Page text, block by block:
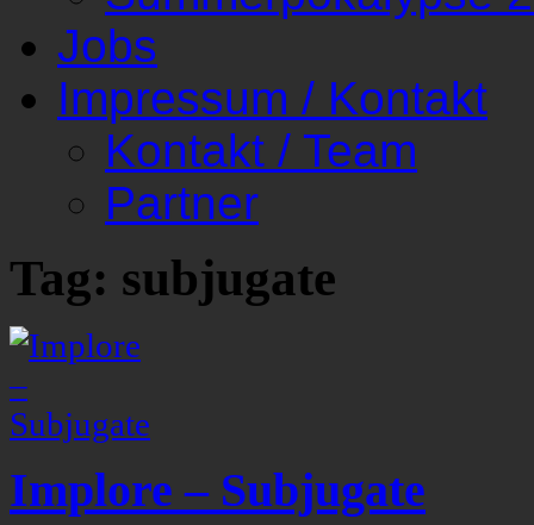
Jobs
Impressum / Kontakt
Kontakt / Team
Partner
Tag: subjugate
Implore – Subjugate